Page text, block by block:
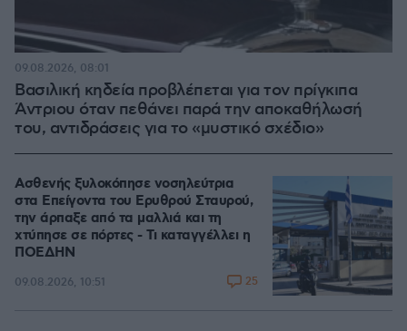
Βασιλική κηδεία προβλέπεται για τον πρίγκιπα
Άντριου όταν πεθάνει παρά την αποκαθήλωσή
του, αντιδράσεις για το «μυστικό σχέδιο»
09.08.2026, 08:01
Ασθενής ξυλοκόπησε νοσηλεύτρια
στα Επείγοντα του Ερυθρού Σταυρού,
την άρπαξε από τα μαλλιά και τη
χτύπησε σε πόρτες - Τι καταγγέλλει η
ΠΟΕΔΗΝ
09.08.2026, 10:51 25